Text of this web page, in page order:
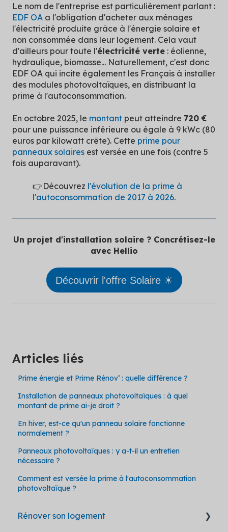
Le nom de l'entreprise est particulièrement parlant :
EDF OA a l'obligation d'acheter aux ménages
l'électricité produite grâce à l'énergie solaire et
non consommée dans leur logement. Cela vaut
d'ailleurs pour toute l'électricité verte : éolienne,
hydraulique, biomasse... Naturellement, c'est donc
EDF OA qui incite également les Français à installer
des modules photovoltaïques, en distribuant la
prime à l'autoconsommation.
En octobre 2025, le montant peut atteindre 720 €
pour une puissance inférieure ou égale à 9 kWc (80
euros par kilowatt crête). Cette prime pour
panneaux solaires est versée en une fois (contre 5
fois auparavant).
👉Découvrez l'évolution de la prime à
l'autoconsommation de 2017 à 2026.
Un projet d'installation solaire ? Concrétisez-le
avec Hellio
Découvrir l'offre Solaire ☀
Articles liés
Prime énergie et Prime Rénov’ : quelle différence ?
Installation de panneaux photovoltaïques : à quel
montant de prime ai-je droit ?
En hiver, est-ce qu'un panneau solaire fonctionne
normalement ?
Panneaux photovoltaïques : y a-t-il un entretien
nécessaire ?
Comment est versée la prime à l'autoconsommation
photovoltaïque ?
Rénover son logement